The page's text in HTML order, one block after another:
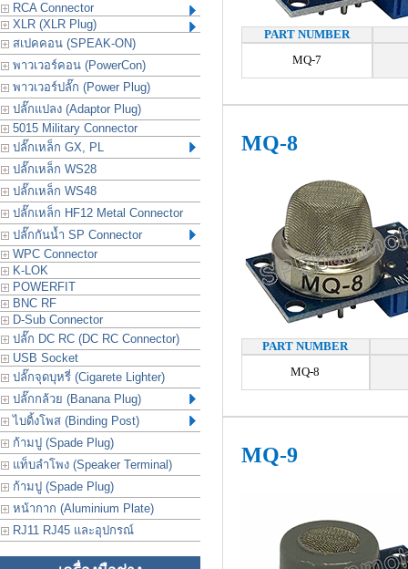
RCA Connector
XLR (XLR Plug)
สเปคคอน (SPEAK-ON)
พาวเวอร์คอน (PowerCon)
พาวเวอร์ปลั๊ก (Power Plug)
ปลั๊กแปลง (Adaptor Plug)
5015 Military Connector
ปลั๊กเหล็ก GX, PL
ปลั๊กเหล็ก WS28
ปลั๊กเหล็ก WS48
ปลั๊กเหล็ก HF12 Metal Connector
ปลั๊กกันน้ำ SP Connector
WPC Connector
K-LOK
POWERFIT
BNC RF
D-Sub Connector
ปลั๊ก DC RC (DC RC Connector)
USB Socket
ปลั๊กจุดบุหรี่ (Cigarete Lighter)
ปลั๊กกล้วย (Banana Plug)
ไบดิ้งโพส (Binding Post)
ก้ามปู (Spade Plug)
แท็บลำโพง (Speaker Terminal)
ก้ามปู (Spade Plug)
หน้ากาก (Aluminium Plate)
RJ11 RJ45 และอุปกรณ์
PART NUMBER
MQ-7
MQ-8
PART NUMBER
MQ-8
MQ-9